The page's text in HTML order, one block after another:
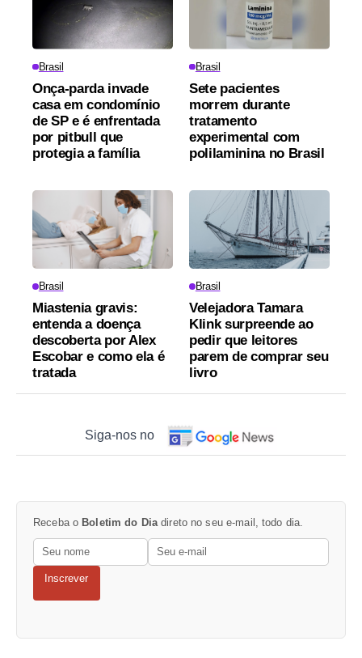
Brasil
Onça-parda invade
casa em condomínio
de SP e é enfrentada
por pitbull que
protegia a família
Brasil
Sete pacientes
morrem durante
tratamento
experimental com
polilaminina no Brasil
Brasil
Miastenia gravis:
entenda a doença
descoberta por Alex
Escobar e como ela é
tratada
Brasil
Velejadora Tamara
Klink surpreende ao
pedir que leitores
parem de comprar seu
livro
Siga-nos no
Receba o Boletim do Diadireto no seu e-mail, todo dia.
Inscrever